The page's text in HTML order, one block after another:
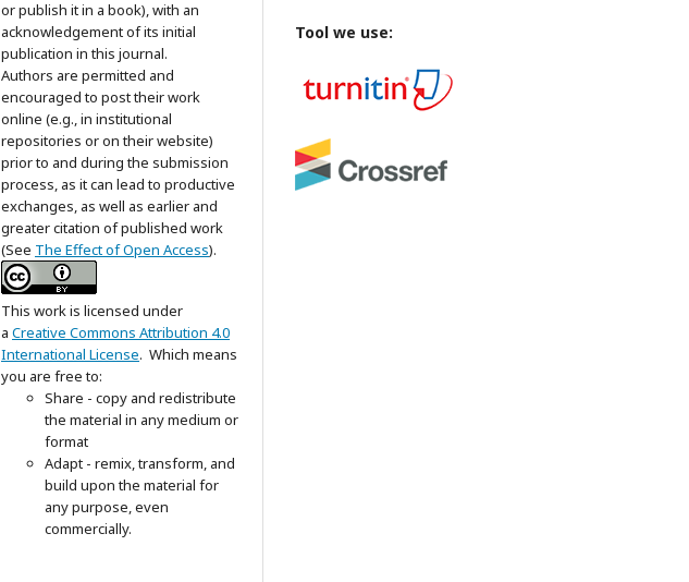
or publish it in a book), with an
acknowledgement of its initial
publication in this journal.
Authors are permitted and
encouraged to post their work
online (e.g., in institutional
repositories or on their website)
prior to and during the submission
process, as it can lead to productive
exchanges, as well as earlier and
greater citation of published work
(See The Effect of Open Access).
This work is licensed under
a Creative Commons Attribution 4.0
International License. Which means
you are free to:
Share - copy and redistribute
the material in any medium or
format
Adapt - remix, transform, and
build upon the material for
any purpose, even
commercially.
Tool we use: